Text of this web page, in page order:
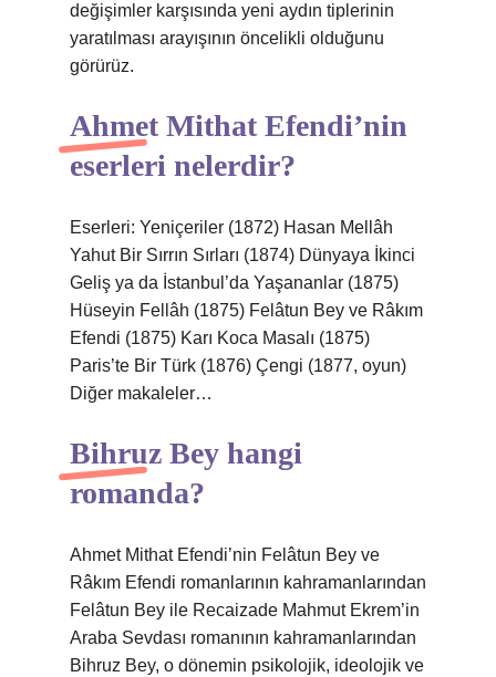
değişimler karşısında yeni aydın tiplerinin
yaratılması arayışının öncelikli olduğunu
görürüz.
Ahmet Mithat Efendi’nin
eserleri nelerdir?
Eserleri: Yeniçeriler (1872) Hasan Mellâh
Yahut Bir Sırrın Sırları (1874) Dünyaya İkinci
Geliş ya da İstanbul’da Yaşananlar (1875)
Hüseyin Fellâh (1875) Felâtun Bey ve Râkım
Efendi (1875) Karı Koca Masalı (1875)
Paris’te Bir Türk (1876) Çengi (1877, oyun)
Diğer makaleler…
Bihruz Bey hangi
romanda?
Ahmet Mithat Efendi’nin Felâtun Bey ve
Râkım Efendi romanlarının kahramanlarından
Felâtun Bey ile Recaizade Mahmut Ekrem’in
Araba Sevdası romanının kahramanlarından
Bihruz Bey, o dönemin psikolojik, ideolojik ve